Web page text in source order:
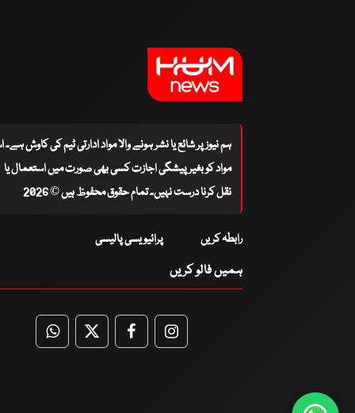
ہم نیوز پر شائع یا نشر ہونے والا مواد ادارتی ٹیم کی کاوش
مواد کو بغیر پیشگی اجازت کسی بھی صورت میں استعمال یا
نقل کرنا درست نہیں۔ تمام حقوق محفوظ ہیں © 2026
رابطہ کریں پرائیویسی پالیسی
ہمیں فالو کریں
WhatsApp
TwitterFacebookFacebook